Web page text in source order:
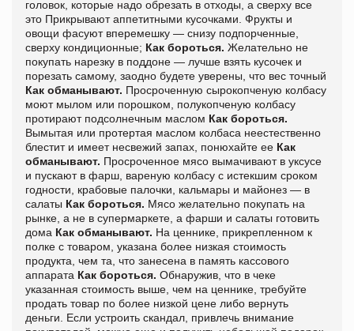
головок, которые надо обрезать в отходы, а сверху все
это Прикрывают аппетитными кусочками. Фрукты и
овощи фасуют вперемешку — снизу подпорченные,
сверху кондиционные; Как бороться. Желательно не
покупать нарезку в поддоне — лучше взять кусочек и
порезать самому, заодно будете уверены, что вес точный
Как обманывают. Просроченную сырокопченую колбасу
моют мылом или порошком, полукопченую колбасу
протирают подсолнечным маслом Как бороться.
Вымытая или протертая маслом колбаса неестественно
блестит и имеет несвежий запах, понюхайте ее Как
обманывают. Просроченное мясо вымачивают в уксусе
и пускают в фарш, вареную колбасу с истекшим сроком
годности, крабовые палочки, кальмары и майонез — в
салаты Как бороться. Мясо желательно покупать на
рынке, а не в супермаркете, а фарши и салаты готовить
дома Как обманывают. На ценнике, прикрепленном к
полке с товаром, указана более низкая стоимость
продукта, чем та, что занесена в память кассового
аппарата Как бороться. Обнаружив, что в чеке
указанная стоимость выше, чем на ценнике, требуйте
продать товар по более низкой цене либо вернуть
деньги. Если устроить скандал, привлечь внимание